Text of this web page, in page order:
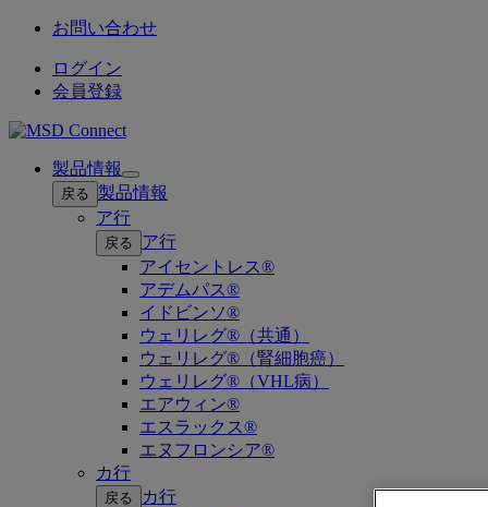
お問い合わせ
ログイン
会員登録
製品情報
Open
submenu
戻る 製品情報
ア行
戻る
ア行
アイセントレス®
アデムパス®
イドビンソ®
ウェリレグ®（共通）
ウェリレグ®（腎細胞癌）
ウェリレグ®（VHL病）
エアウィン®
エスラックス®
エヌフロンシア®
カ行
戻る
カ行